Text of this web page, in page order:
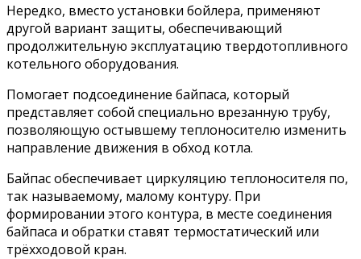
Нередко, вместо установки бойлера, применяют
другой вариант защиты, обеспечивающий
продолжительную эксплуатацию твердотопливного
котельного оборудования.
Помогает подсоединение байпаса, который
представляет собой специально врезанную трубу,
позволяющую остывшему теплоносителю изменить
направление движения в обход котла.
Байпас обеспечивает циркуляцию теплоносителя по,
так называемому, малому контуру. При
формировании этого контура, в месте соединения
байпаса и обратки ставят термостатический или
трёхходовой кран.